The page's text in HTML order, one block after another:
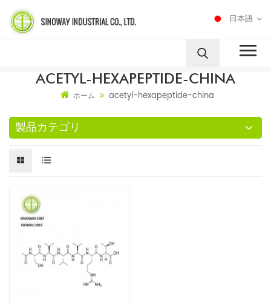
日本語
ACETYL-HEXAPEPTIDE-CHINA
ホーム acetyl-hexapeptide-china
製品カテゴリ